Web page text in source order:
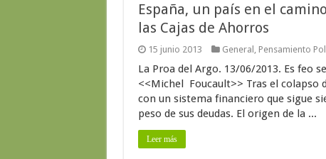
España, un país en el
las Cajas de Ahorros
15 junio 2013 General , Pensamiento
La Proa del Argo. 13/06/2013. Es feo
<<Michel Foucault>> Tras el colapso
con un sistema financiero que sigue
peso de sus deudas. El origen de la ...
Leer más